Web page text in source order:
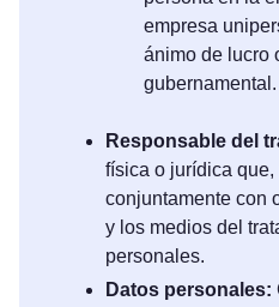
empresa
ánimo de lucro
gubernamental.
Responsable del
física o jurídica
conjuntamente con
y los medios del
personales.
Datos personales: